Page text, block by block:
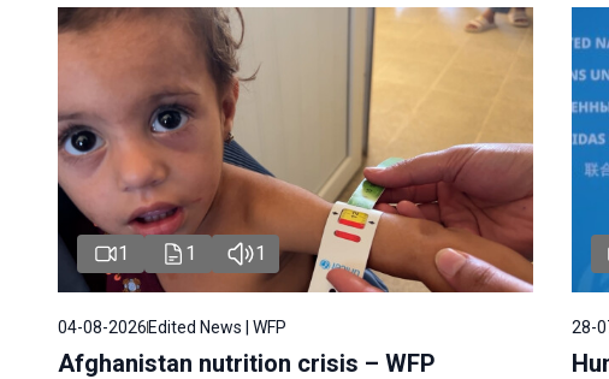
1 1 1
04-08-2026Edited News | WFP
Afghanistan nutrition crisis – WFP
28-